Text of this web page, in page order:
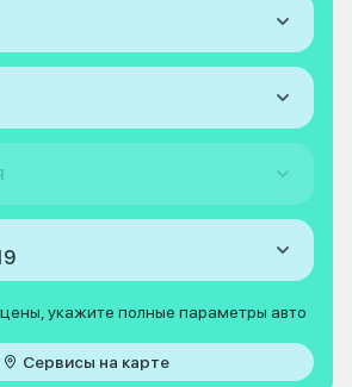
укажите полные параметры авто
Сервисы на карте